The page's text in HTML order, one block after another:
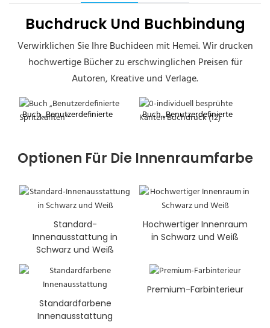
Buchdruck Und Buchbindung
Verwirklichen Sie Ihre Buchideen mit Hemei. Wir drucken
hochwertige Bücher zu erschwinglichen Preisen für
Autoren, Kreative und Verlage.
Buch „Benutzerdefinierte
Buch „Benutzerdefinierte
Optionen Für Die Innenraumfarbe
Standard-
Innenausstattung in
Schwarz und Weiß
Hochwertiger Innenraum
in Schwarz und Weiß
Standardfarbene
Innenausstattung
Premium-Farbinterieur